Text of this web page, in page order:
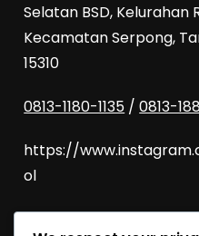
Selatan BSD, Kelurahan
Kecamatan Serpong,
15310
0813-1180-1135 /0813-
https://
ol